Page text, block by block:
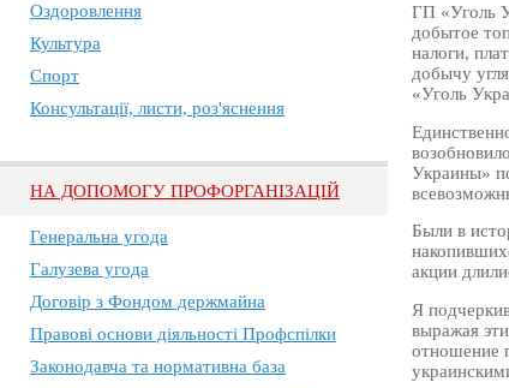
Оздоровлення
Культура
Спорт
Консультації, листи, роз'яснення
НА ДОПОМОГУ ПРОФОРГАНІЗАЦІЙ
Генеральна угода
Галузева угода
Договір з Фондом держмайна
Правові основи діяльності Профспілки
Законодавча та нормативна база
ГП «Уголь
добытое
налоги,
добычу
«Уголь
Украины»
Были в
акции
Я
выражая
отношение